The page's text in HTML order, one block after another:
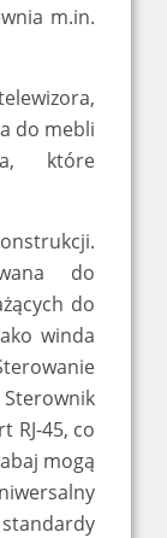
m.in.
do mebli
które
do
do
winda
RJ-45, co
mogą